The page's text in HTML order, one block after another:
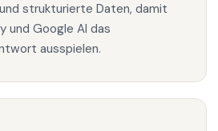
strukturierte Daten, damit
und Google AI das
ausspielen.